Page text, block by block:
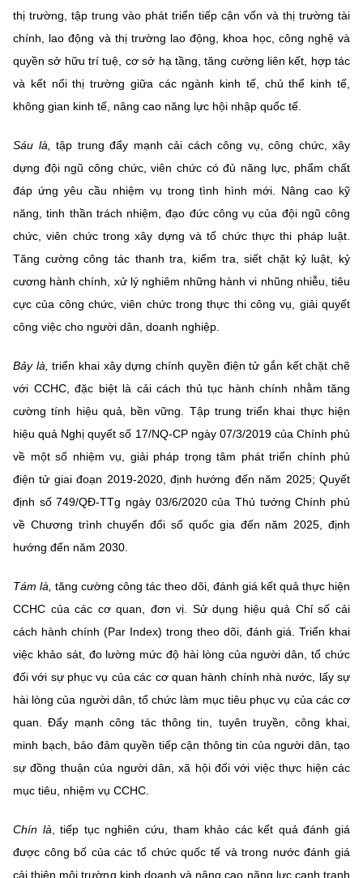
thị trường, tập trung vào phát triển tiếp cận vốn và thị trường tài
chính, lao động và thị trường lao động, khoa học, công nghệ và
quyền sở hữu trí tuệ, cơ sở hạ tầng, tăng cường liên kết, hợp tác
và kết nối thị trường giữa các ngành kinh tế, chủ thể kinh tế,
không gian kinh tế, nâng cao năng lực hội nhập quốc tế.
Sáu là, tập trung đẩy mạnh cải cách công vụ, công chức, xây
dựng đội ngũ công chức, viên chức có đủ năng lực, phẩm chất
đáp ứng yêu cầu nhiệm vụ trong tình hình mới. Nâng cao kỹ
năng, tinh thần trách nhiệm, đạo đức công vụ của đội ngũ công
chức, viên chức trong xây dựng và tổ chức thực thi pháp luật.
Tăng cường công tác thanh tra, kiểm tra, siết chặt kỷ luật, kỷ
cương hành chính, xử lý nghiêm những hành vi nhũng nhiễu, tiêu
cực của công chức, viên chức trong thực thi công vụ, giải quyết
công việc cho người dân, doanh nghiệp.
Bảy là, triển khai xây dựng chính quyền điện tử gắn kết chặt chẽ
với CCHC, đặc biệt là cải cách thủ tục hành chính nhằm tăng
cường tính hiệu quả, bền vững. Tập trung triển khai thực hiện
hiệu quả Nghị quyết số 17/NQ-CP ngày 07/3/2019 của Chính phủ
về một số nhiệm vụ, giải pháp trọng tâm phát triển chính phủ
điện tử giai đoạn 2019-2020, định hướng đến năm 2025; Quyết
định số 749/QĐ-TTg ngày 03/6/2020 của Thủ tướng Chính phủ
về Chương trình chuyển đổi số quốc gia đến năm 2025, định
hướng đến năm 2030.
Tám là, tăng cường công tác theo dõi, đánh giá kết quả thực hiện
CCHC của các cơ quan, đơn vị. Sử dụng hiệu quả Chỉ số cải
cách hành chính (Par Index) trong theo dõi, đánh giá. Triển khai
việc khảo sát, đo lường mức độ hài lòng của người dân, tổ chức
đối với sự phục vụ của các cơ quan hành chính nhà nước, lấy sự
hài lòng của người dân, tổ chức làm mục tiêu phục vụ của các cơ
quan. Đẩy mạnh công tác thông tin, tuyên truyền, công khai,
minh bạch, bảo đảm quyền tiếp cận thông tin của người dân, tạo
sự đồng thuận của người dân, xã hội đối với việc thực hiện các
mục tiêu, nhiệm vụ CCHC.
Chín là , tiếp tục nghiên cứu, tham khảo các kết quả đánh giá
được công bố của các tổ chức quốc tế và trong nước đánh giá
cải thiện môi trường kinh doanh và nâng cao năng lực cạnh tranh